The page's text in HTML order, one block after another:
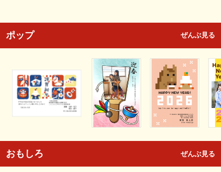
ポップ ぜんぶ見る
おもしろ ぜんぶ見る